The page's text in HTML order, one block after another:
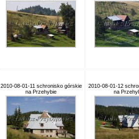
2010-08-01-11 schronisko górskie
na Przehybie
2010-08-01-12
na